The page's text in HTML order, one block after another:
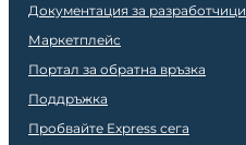
Документация за разработчици
Маркетплейс
Портал за обратна връзка
Поддръжка
Пробвайте Express сега